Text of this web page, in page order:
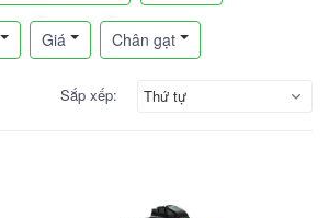
Giá Chân gạt
Sắp xếp: Thứ tự